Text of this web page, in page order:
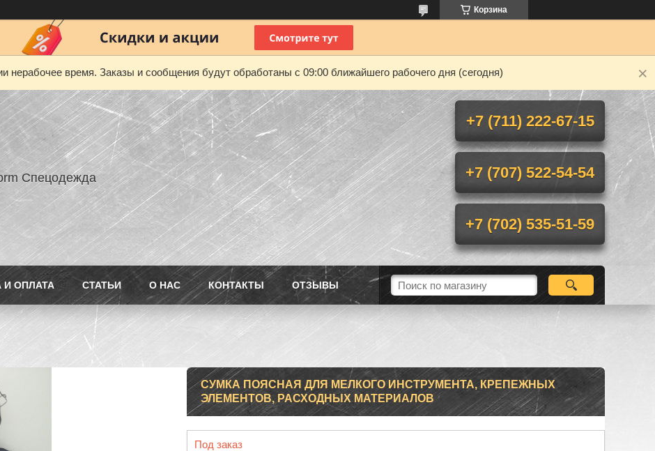
Корзина
нерабочее время. Заказы и сообщения будут обработаны с 09:00 ближайшего рабочего дня (сегодня)
Спецодежда
+7 (711) 222-67-15
+7 (707) 522-54-54
+7 (702) 535-51-59
И ОПЛАТА СТАТЬИ О НАС КОНТАКТЫ ОТЗЫВЫ
СУМКА ПОЯСНАЯ ДЛЯ МЕЛКОГО ИНСТРУМЕНТА, КРЕПЕЖНЫХ
ЭЛЕМЕНТОВ, РАСХОДНЫХ МАТЕРИАЛОВ
Под заказ